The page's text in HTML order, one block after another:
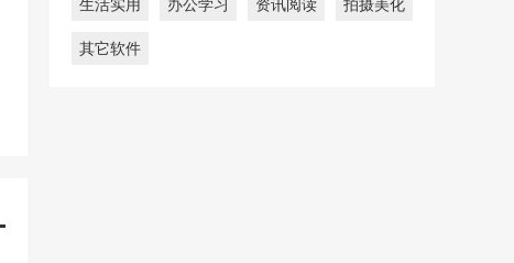
生活实用 办公学习 资讯阅读 拍摄美化
其它软件